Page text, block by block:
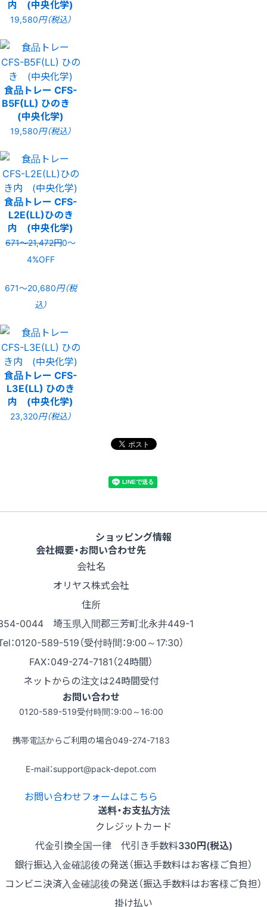
内 (中央化学)
19,580円（税込）
食品トレー CFS-
B5F(LL) ひのき
(中央化学)
19,580円（税込）
食品トレー CFS-
L2E(LL)ひのき
内 (中央化学)
671〜21,472円0〜
4%OFF
671〜20,680円（税
込）
食品トレー CFS-
L3E(LL) ひのき
内 (中央化学)
23,320円（税込）
ショッピング情報
会社概要・お問い合わせ先
会社名
オリヤス株式会社
住所
0044 埼玉県入間郡三芳町北永井449-1
：0120-589-519（受付時間：9:00～17:30）
FAX：049-274-7181（24時間）
ネットからの注文は24時間受付
お問い合わせ
0120-589-519受付時間：9:00～16:00
携帯電話からご利用の場合049-274-7183
E-mail：support@pack-depot.com
お問い合わせフォームはこちら
送料・お支払方法
クレジットカード
代金引換全国一律 代引き手数料330円(税込)
銀行振込入金確認後の発送（振込手数料はお客様ご負担）
コンビニ決済入金確認後の発送（振込手数料はお客様ご負担）
掛け払い